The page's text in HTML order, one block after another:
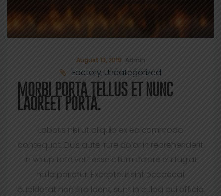
August 13, 2019 Admin
Factory, Uncategorized
MORBI PORTA TELLUS ET NUNC
LAOREET PORTA.
Laboris nisi ut aliquip ex ea commodo
consequat. Duis aute irure dolor in reprehenderit
in volup tate velit esse cillum dolore eu fugiat
nulla pariatur. Excepteur sint occaecat
cupidatat non pro ident, sunt in culpa qui officia